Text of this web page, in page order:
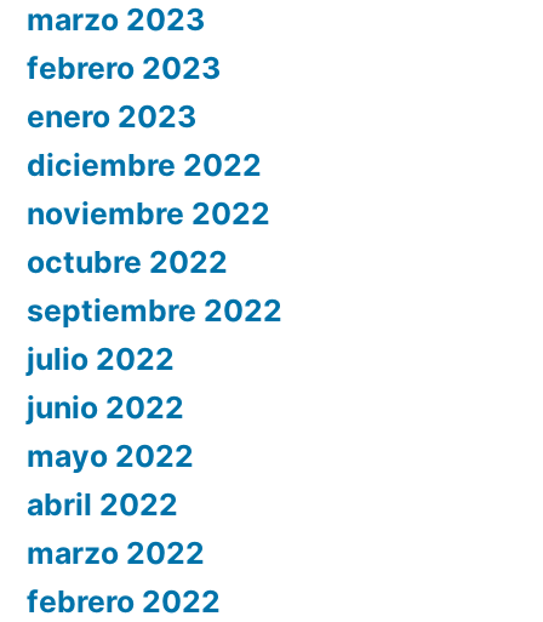
marzo 2023
febrero 2023
enero 2023
diciembre 2022
noviembre 2022
octubre 2022
septiembre 2022
julio 2022
junio 2022
mayo 2022
abril 2022
marzo 2022
febrero 2022